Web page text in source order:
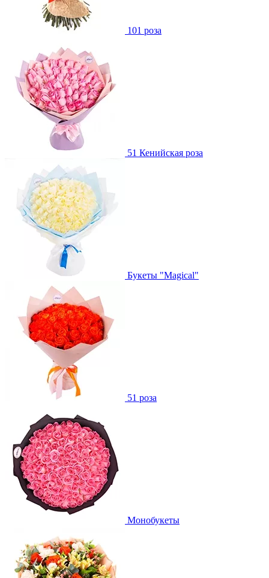
101 роза
51 Кенийская роза
Букеты "Magical"
51 роза
Монобукеты